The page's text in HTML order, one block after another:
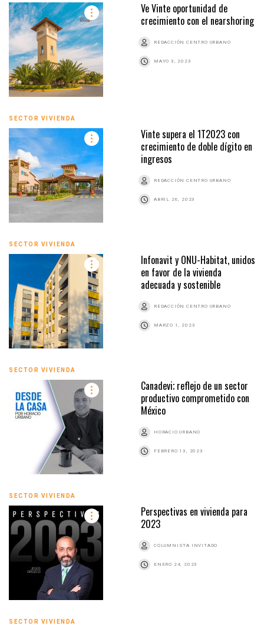
Ve Vinte oportunidad de
crecimiento con el nearshoring
REDACCIÓN CENTRO URBANO
MAYO 3, 2023
SECTOR VIVIENDA
Vinte supera el 1T2023 con
crecimiento de doble dígito en
ingresos
REDACCIÓN CENTRO URBANO
ABRIL 26, 2023
SECTOR VIVIENDA
Infonavit y ONU-Habitat, unidos
en favor de la vivienda
adecuada y sostenible
REDACCIÓN CENTRO URBANO
MARZO 1, 2023
SECTOR VIVIENDA
Canadevi; reflejo de un sector
productivo comprometido con
México
HORACIO URBANO
FEBRERO 13, 2023
SECTOR VIVIENDA
Perspectivas en vivienda para
2023
COLUMNISTA INVITADO
ENERO 24, 2023
SECTOR VIVIENDA